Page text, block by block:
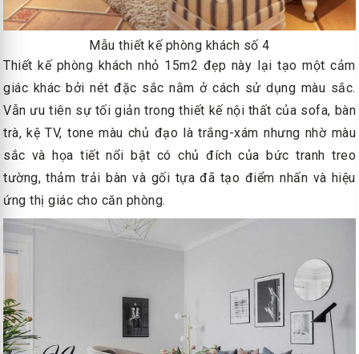
Mẫu thiết kế phòng khách số 4
Thiết kế phòng khách nhỏ 15m2 đẹp này lại tạo một cảm
giác khác bởi nét đặc sắc nằm ở cách sử dụng màu sắc.
Vẫn ưu tiên sự tối giản trong thiết kế nội thất của sofa, bàn
trà, kệ TV, tone màu chủ đạo là trắng-xám nhưng nhờ màu
sắc và họa tiết nổi bật có chủ đích của bức tranh treo
tường, thảm trải bàn và gối tựa đã tạo điểm nhấn và hiệu
ứng thị giác cho căn phòng.